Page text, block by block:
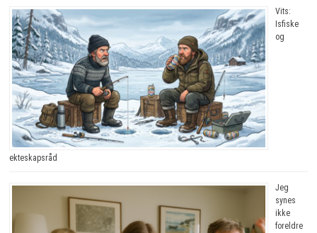
Vits:
Isfiske
og
ekteskapsråd
Jeg
synes
ikke
foreldre